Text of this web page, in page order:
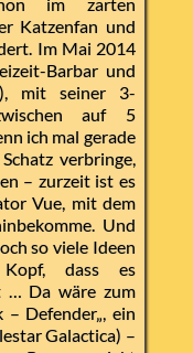
Katzenfan und
Im Mai 2014
Barbar und
mit seiner 3-
auf 5
ich mal gerade
verbringe,
– zurzeit ist es
Vue, mit dem
Und
so viele Ideen
dass es
… Da wäre zum
– Defender„, ein
Galactica) –